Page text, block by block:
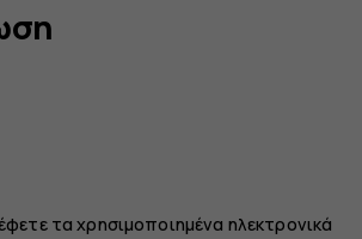
τα χρησιμοποιημένα ηλεκτρονικά